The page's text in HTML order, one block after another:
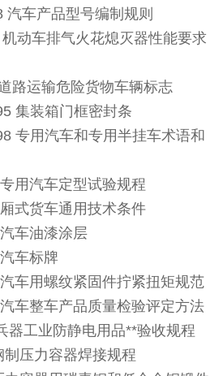
车产品型号编制规则
车排气火花熄灭器性能要求
运输危险货物车辆标志
装箱门框密封条
用汽车和专用半挂车术语和
汽车定型试验规程
货车通用技术条件
车油漆涂层
车标牌
用螺纹紧固件拧紧扭矩规范
整车产品质量检验评定方法
工业防静电用品**验收规程
压力容器焊接规程